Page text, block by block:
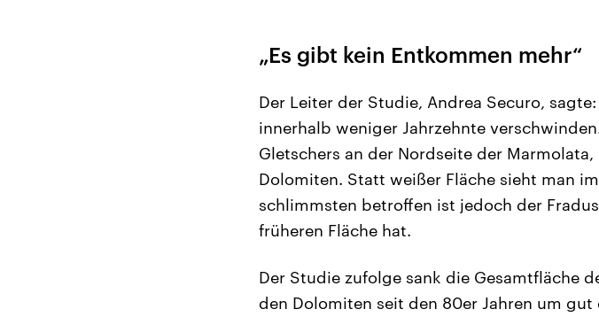
„Es gibt kein Entkommen mehr“
Der Leiter der Studie, Andrea Securo,
innerhalb weniger Jahrzehnte
Gletschers an der Nordseite der
Dolomiten. Statt weißer Fläche sieht man
schlimmsten betroffen ist jedoch der
früheren Fläche hat.
Der Studie zufolge sank die Gesamtfläche
den Dolomiten seit den 80er Jahren um